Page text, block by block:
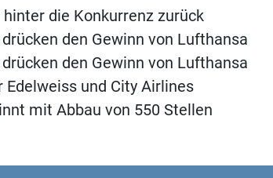
die Konkurrenz zurück
den Gewinn von Lufthansa
den Gewinn von Lufthansa
Edelweiss und City Airlines
mit Abbau von 550 Stellen